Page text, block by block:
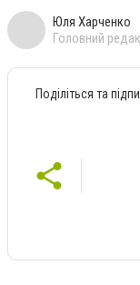
Юля Харченко
Головний
Поділіться та